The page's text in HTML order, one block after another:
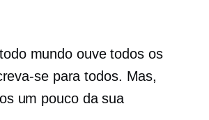
mundo ouve todos os
se para todos. Mas,
um pouco da sua